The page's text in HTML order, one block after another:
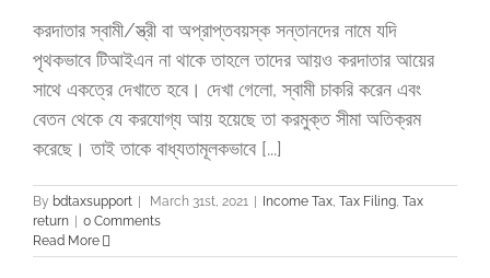
করদাতার স্বামী/স্ত্রী বা অপ্রাপ্তবয়স্ক সন্তানদের নামে যদি
পৃথকভাবে টিআইএন না থাকে তাহলে তাদের আয়ও করদাতার আয়ের
সাথে একত্রে দেখাতে হবে। দেখা গেলো, স্বামী চাকরি করেন এবং
বেতন থেকে যে করযোগ্য আয় হয়েছে তা করমুক্ত সীমা অতিক্রম
করেছে। তাই তাকে বাধ্যতামূলকভাবে [...]
By bdtaxsupport | March 31st, 2021 | Income Tax Tax Filing Tax
return | 0 Comments
Read More